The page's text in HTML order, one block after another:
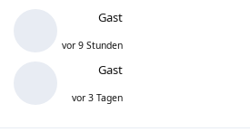
Gast
vor 9 Stunden
Gast
vor 3 Tagen